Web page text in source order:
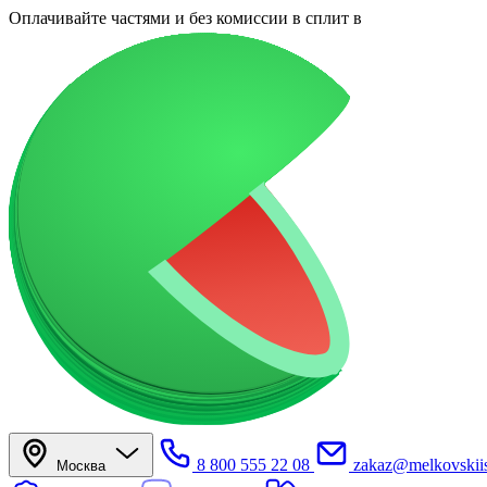
Оплачивайте частями и без комиссии в сплит в
Москва 8 800 555 22 08